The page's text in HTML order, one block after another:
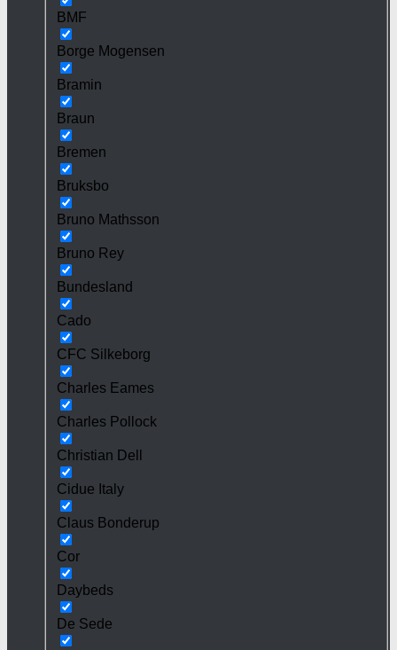
BMF
Borge Mogensen
Bramin
Braun
Bremen
Bruksbo
Bruno Mathsson
Bruno Rey
Bundesland
Cado
CFC Silkeborg
Charles Eames
Charles Pollock
Christian Dell
Cidue Italy
Claus Bonderup
Cor
Daybeds
De Sede